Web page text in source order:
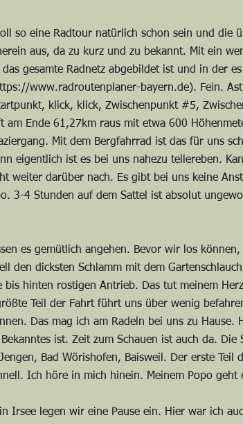
so eine Radtour natürlich schon sein und die
aus, da zu kurz und zu bekannt. Mit ein
gesamte Radnetz abgebildet ist und in der
www.radroutenplaner-bayern.de). Fein.
klick, klick, Zwischenpunkt #5,
Ende 61,27km raus mit etwa 600
Mit dem Bergfahrrad ist das für uns
eigentlich ist es bei uns nahezu tellereben.
weiter darüber nach. Es gibt bei uns keine
3-4 Stunden auf dem Sattel ist absolut
es gemütlich angehen. Bevor wir los
den dicksten Schlamm mit dem
hinten rostigen Antrieb. Das tut meinem
Teil der Fahrt führt uns über wenig
Das mag ich am Radeln bei uns zu
ist. Zeit zum Schauen ist auch da.
Bad Wörishofen, Baisweil. Der erste
Ich höre in mich hinein. Meinem Popo geht
Irsee legen wir eine Pause ein. Hier war ich